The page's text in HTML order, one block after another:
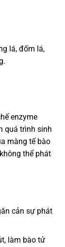
lá, đốm lá,
enzyme
quá trình sinh
màng tế bào
thể phát
cản sự phát
làm bào tử